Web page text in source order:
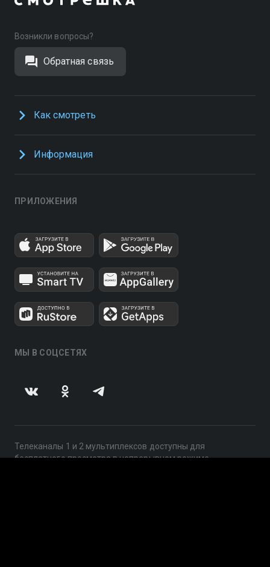
Возникли вопросы?
Обратная связь
Как смотреть
Информация
ПРИЛОЖЕНИЯ
МЫ В СОЦСЕТЯХ
Телеканалы 1 и 2 мультиплексов доступны для
бесплатного просмотра в непрерывном режиме,